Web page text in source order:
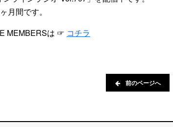
月間です。
MEMBERSは ☞ コチラ
前のページへ